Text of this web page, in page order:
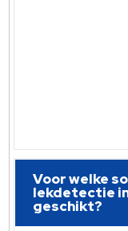
Voor welke
lekdetectie
geschikt?